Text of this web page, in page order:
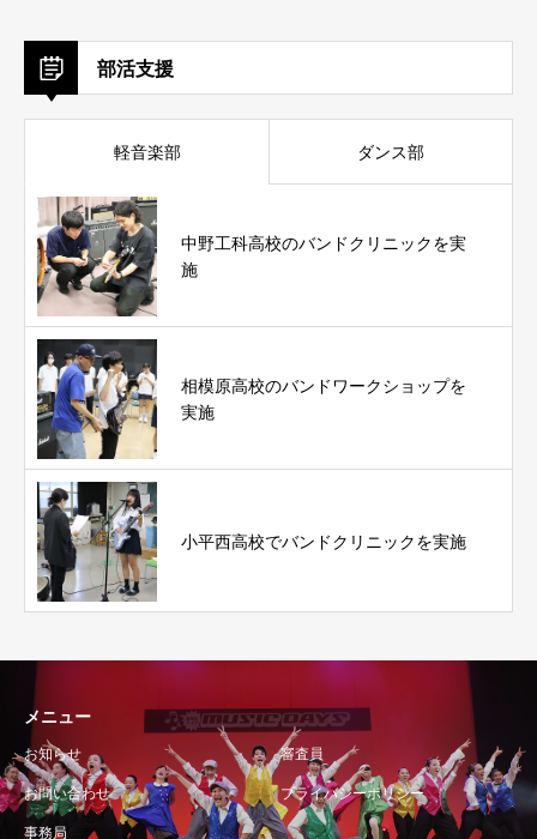
部活支援
軽音楽部 ダンス部
中野工科高校のバンドクリニックを実
施
相模原高校のバンドワークショップを
実施
小平西高校でバンドクリニックを実施
メニュー
お知らせ 審査員
お問い合わせ プライバシーポリシー
事務局